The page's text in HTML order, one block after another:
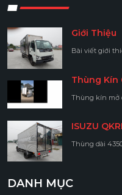
Giới Thiệu
Bài viết giới
Thùng Kín
Thùng kín mở
ISUZU
Thùng dài
DANH MỤC